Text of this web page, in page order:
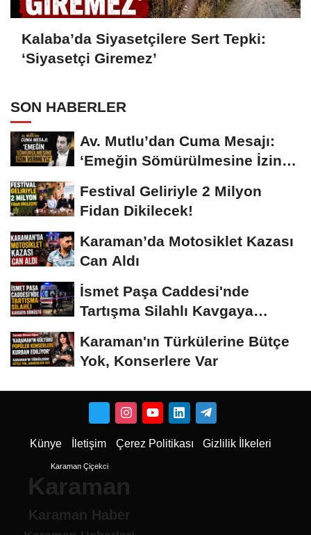
Kalaba’da Siyasetçilere Sert Tepki:
‘Siyasetçi Giremez’
SON HABERLER
Av. Mutlu’dan Cuma Mesajı:
‘Emeğin Sömürülmesine İzin
Festival Geliriyle 2 Milyon
Fidan Dikilecek!
Karaman’da Motosiklet Kazası
Can Aldı
İsmet Paşa Caddesi'nde
Tartışma Silahlı Kavgaya
Karaman'ın Türkülerine Bütçe
Yok, Konserlere Var
Künye İletişim Çerez Politikası Gizlilik İlkeleri
Karaman Çiçekci
Karaman
Karaman Haber